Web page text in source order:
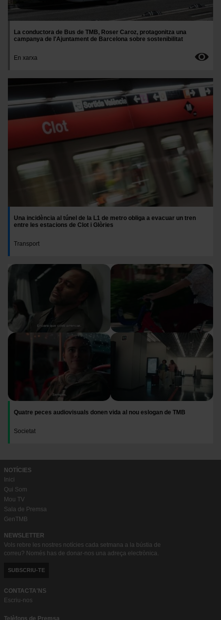
La conductora de Bus de TMB, Roser Caroz, protagonitza una
campanya de l'Ajuntament de Barcelona sobre sostenibilitat
En xarxa
Una incidència al túnel de la L1 de metro obliga a evacuar un tren
entre les estacions de Clot i Glòries
Transport
Imatge
Quatre peces audiovisuals donen vida al nou eslogan de TMB
Societat
NOTÍCIES
Inici
Qui Som
Mou TV
Sala de Premsa
GenTMB
NEWSLETTER
Vols rebre les nostres notícies cada setmana a la bústia de
correu? Només has de donar-nos una adreça electrònica.
SUBSCRIU-TE
CONTACTA'NS
Escriu-nos
Telèfons de Premsa